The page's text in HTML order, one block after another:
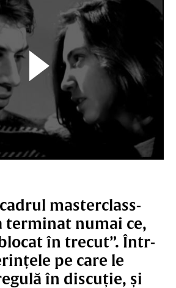
masterclass-
terminat numai ce,
în trecut”. Într-
pe care le
în discuție, și